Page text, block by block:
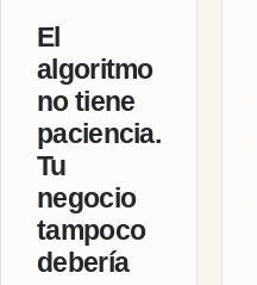
El
algoritmo
no tiene
paciencia.
Tu
negocio
tampoco
debería